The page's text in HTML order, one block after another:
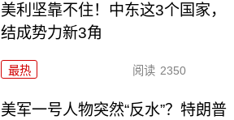
美利坚靠不住！中东这3个国家，
结成势力新3角
最热 阅读 2350
美军一号人物突然“反水”？特朗普